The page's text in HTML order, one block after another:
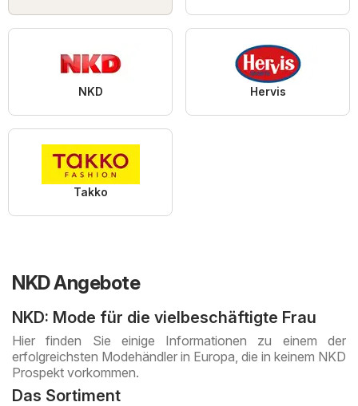
NKD Hervis
Takko
NKD Angebote
NKD: Mode für die vielbeschäftigte Frau
Hier finden Sie einige Informationen zu einem der
erfolgreichsten Modehändler in Europa, die in keinem NKD
Prospekt vorkommen.
Das Sortiment